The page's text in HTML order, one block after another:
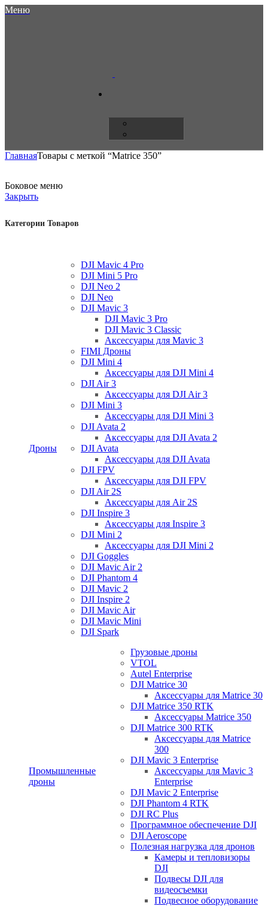
Меню
ГлавнаяТовары с меткой “Matrice 350”
Боковое меню
Закрыть
Категории Товаров
Дроны
DJI Mavic 4 Pro
DJI Mini 5 Pro
DJI Neo 2
DJI Neo
DJI Mavic 3
DJI Mavic 3 Pro
DJI Mavic 3 Classic
Аксессуары для Mavic 3
FIMI Дроны
DJI Mini 4
Аксессуары для DJI Mini 4
DJI Air 3
Аксессуары для DJI Air 3
DJI Mini 3
Аксессуары для DJI Mini 3
DJI Avata 2
Аксессуары для DJI Avata 2
DJI Avata
Аксессуары для DJI Avata
DJI FPV
Аксессуары для DJI FPV
DJI Air 2S
Аксессуары для Air 2S
DJI Inspire 3
Аксессуары для Inspire 3
DJI Mini 2
Аксессуары для DJI Mini 2
DJI Goggles
DJI Mavic Air 2
DJI Phantom 4
DJI Mavic 2
DJI Inspire 2
DJI Mavic Air
DJI Mavic Mini
DJI Spark
Промышленные
дроны
Грузовые дроны
VTOL
Autel Enterprise
DJI Matrice 30
Аксессуары для Matrice 30
DJI Matrice 350 RTK
Аксессуары Matrice 350
DJI Matrice 300 RTK
Аксессуары для Matrice
300
DJI Mavic 3 Enterprise
Аксессуары для Mavic 3
Enterprise
DJI Mavic 2 Enterprise
DJI Phantom 4 RTK
DJI RC Plus
Программное обеспечение DJI
DJI Aeroscope
Полезная нагрузка для дронов
Камеры и тепловизоры
DJI
Подвесы DJI для
видеосъемки
Подвесное оборудование